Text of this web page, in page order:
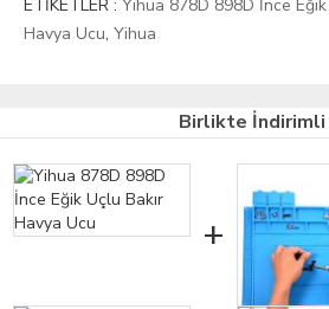
ETİKETLER : Yihua 878D 898D İnce
Havya Ucu, Yihua
Birlikte
+